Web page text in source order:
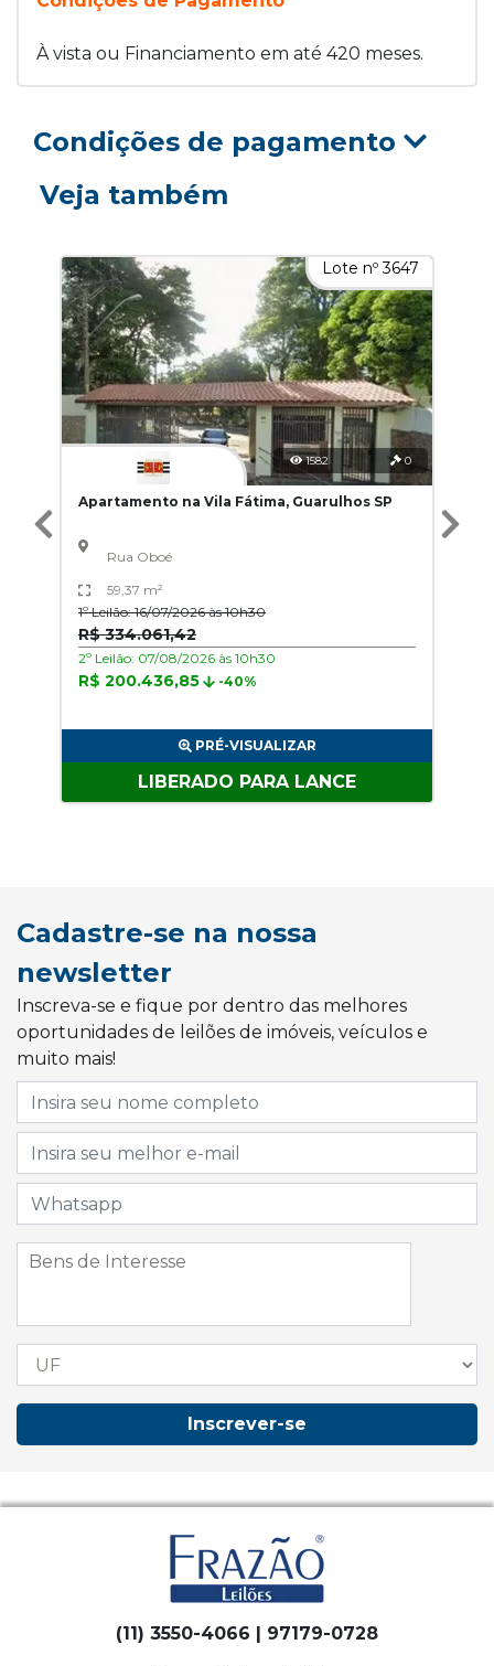
À vista ou Financiamento em até 420 meses.
Condições de pagamento
Veja também
Lote nº 3647
1582 0
Apartamento na Vila Fátima, Guarulhos SP
Rua Oboé
59,37 m²
1º Leilão: 16/07/2026 às 10h30
R$ 334.061,42
2º Leilão: 07/08/2026 às 10h30
R$ 200.436,85 -40%
PRÉ-VISUALIZAR
LIBERADO PARA LANCE
Cadastre-se na nossa
newsletter
Inscreva-se e fique por dentro das melhores
oportunidades de leilões de imóveis, veículos e
muito mais!
Inscrever-se
(11) 3550-4066 | 97179-0728